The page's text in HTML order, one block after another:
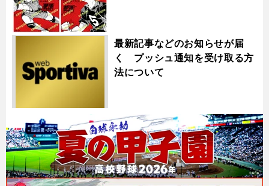
最新記事などのお知らせが届
く プッシュ通知を受け取る方
法について